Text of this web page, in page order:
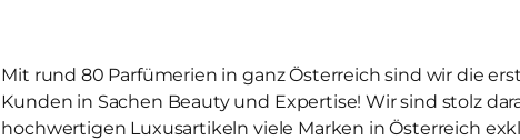
Mit rund 80 Parfümerien in ganz Österreich sind wir die
Kunden in Sachen Beauty und Expertise! Wir sind stolz
hochwertigen Luxusartikeln viele Marken in Österreich